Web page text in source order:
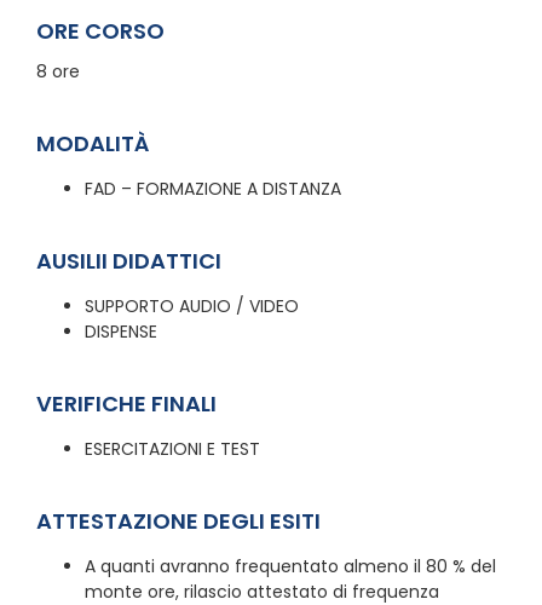
ORE CORSO
8 ore
MODALITÀ
FAD – FORMAZIONE A DISTANZA
AUSILII DIDATTICI
SUPPORTO AUDIO / VIDEO
DISPENSE
VERIFICHE FINALI
ESERCITAZIONI E TEST
ATTESTAZIONE DEGLI ESITI
A quanti avranno frequentato almeno il 80 % del
monte ore, rilascio attestato di frequenza